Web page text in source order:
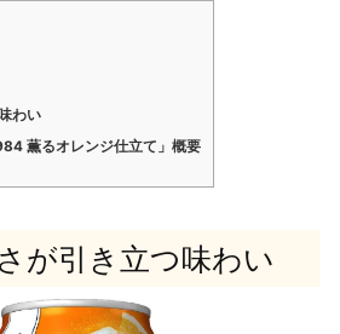
わい
薫るオレンジ仕立て」概要
が引き立つ味わい